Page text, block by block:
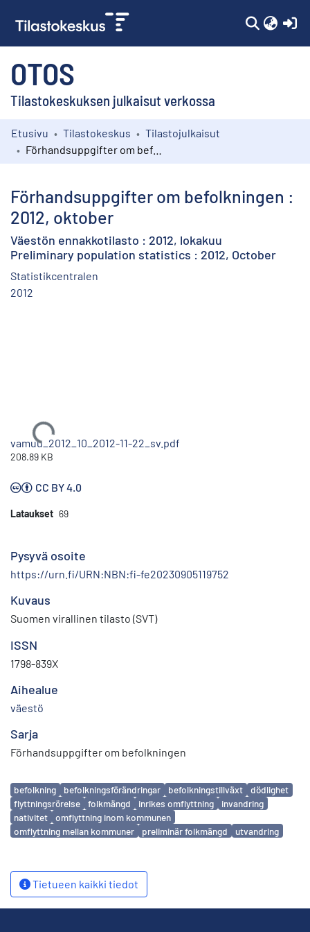
OTOS
Tilastokeskuksen julkaisut verkossa
Kokoelmat
Etusivu Tilastokeskus
Tilastojulkaisut
Förhandsuppgifter om befolkningen :
2012, oktober
Väestön ennakkotilasto : 2012, lokakuu
Preliminary population statistics : 2012, October
Statistikcentralen
2012
Ladataan...
vamuu_2012_10_2012-11-22_sv.pdf
208.89 KB
CC BY 4.0
Lataukset 69
Pysyvä osoite
https://urn.fi/URN:NBN:fi-fe20230905119752
Kuvaus
Suomen virallinen tilasto (SVT)
ISSN
1798-839X
Aihealue
väestö
Sarja
Förhandsuppgifter om befolkningen
Avainsanat
befolkning befolkningsförändringar befolkningstillväxt
dödlighet
flyttningsrörelse
folkmängd inrikes omflyttning
invandring
nativitet
omflyttning inom kommunen
omflyttning mellan kommuner
preliminär folkmängd utvandring
Tietueen kaikki tiedot